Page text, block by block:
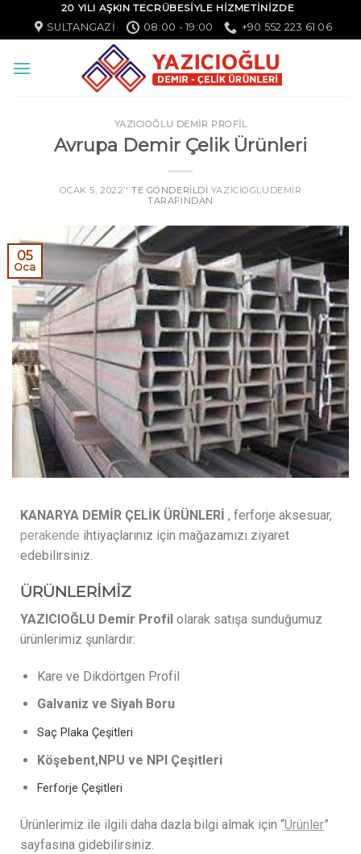
20 YILI AŞKIN TECRÜBESİYLE HİZMETİNİZDE
SULTANGAZI
08:00 - 19:00 +90 552 223 61 06
YAZICIOĞLU DEMİR PROFİL
Avrupa Demir Çelik Ürünleri
OCAK 5, 2022’' TE GÖNDERILDI YAZICIOGLUDEMIR
TARAFINDAN
05
Oca
KANARYA DEMİR ÇELİK ÜRÜNLERİ , ferforje aksesuar,
perakende ihtiyaçlarınız için mağazamızı ziyaret
edebilirsiniz.
ÜRÜNLERİMİZ
YAZICIOĞLU Demir Profil olarak satışa sunduğumuz
ürünlerimiz şunlardır:
Kare ve Dikdörtgen Profil
Galvaniz ve Siyah Boru
Saç Plaka Çeşitleri
Köşebent,NPU ve NPI Çeşitleri
Ferforje Çeşitleri
Ürünlerimiz ile ilgili daha dazla bilgi almak için “Ürünler”
sayfasına gidebilirsiniz.